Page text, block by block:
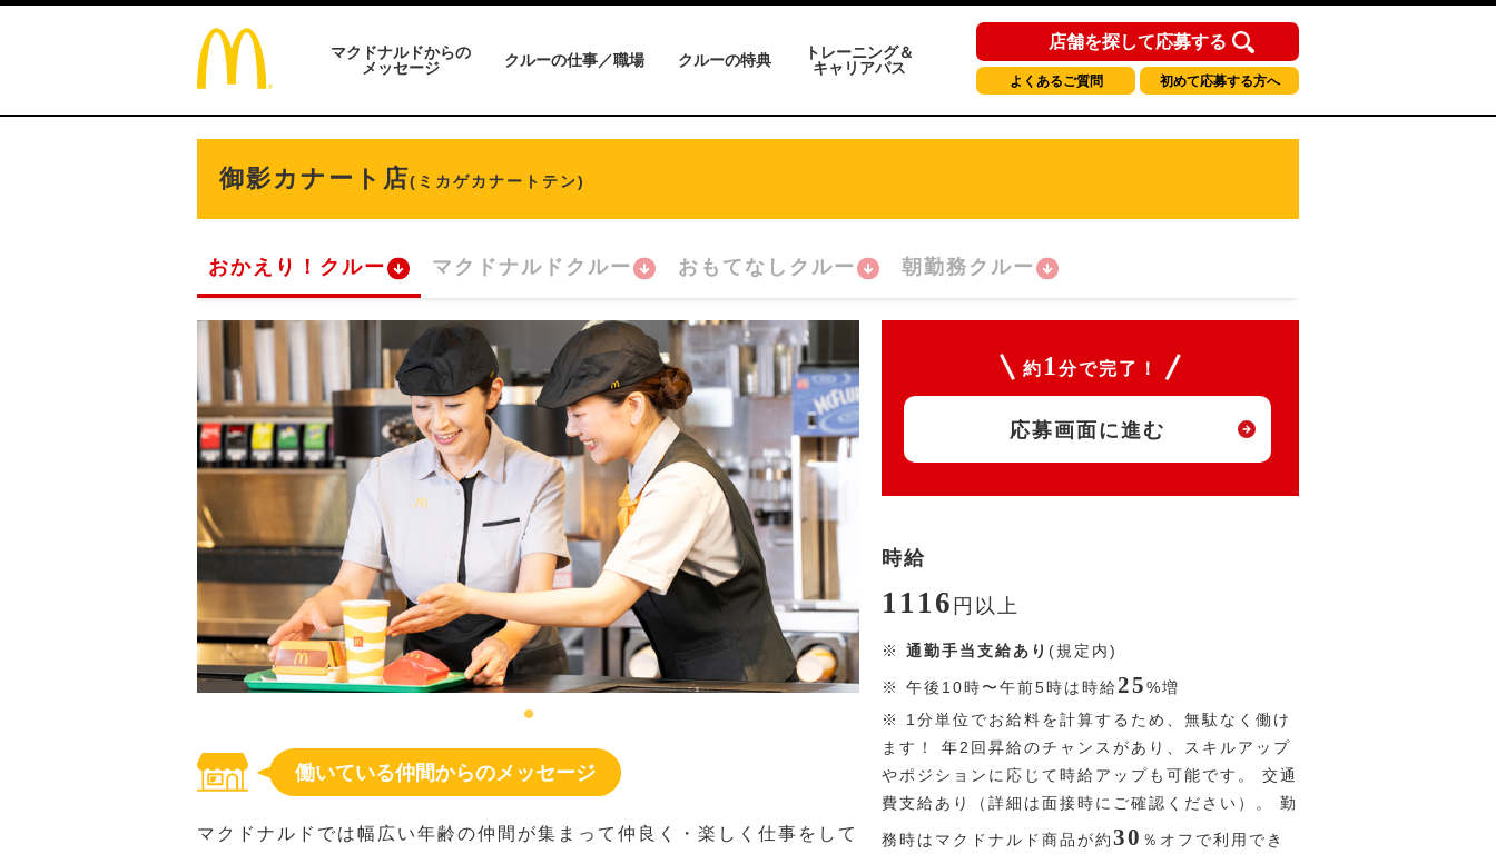
マクドナルドからの
メッセージ
クルーの仕事／職場 クルーの特典
トレーニング＆
キャリアパス
店舗を探して応募する
よくあるご質問 初めて応募する方へ
御影カナート店(ミカゲカナートテン)
おかえり！クルー マクドナルドクルー おもてなしクルー 朝勤務クルー
働いている仲間からのメッセージ
マクドナルドでは幅広い年齢の仲間が集まって仲良く・楽しく仕事をして
約 1 分で完了！
応募画面に進む
時給
1116 円 以上
※ 通勤手当支給あり (規定内)
※ 午後10時〜午前5時は時給25%増
※ 1分単位でお給料を計算するため、無駄なく働け
ます！ 年2回昇給のチャンスがあり、スキルアップ
やポジションに応じて時給アップも可能です。 交通
費支給あり（詳細は面接時にご確認ください）。 勤
務時はマクドナルド商品が約30 ％ オフで利用でき